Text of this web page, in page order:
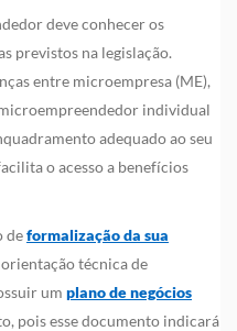
deve conhecer os
previstos na legislação.
entre microempresa (ME),
individual
adequado ao seu
o acesso a benefícios
deformalização da sua
técnica de
um plano de negócios
pois esse documento indicará